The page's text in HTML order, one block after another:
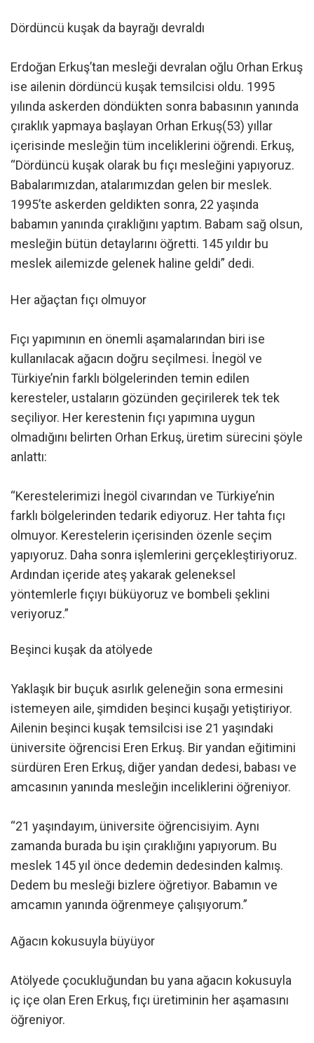
Dördüncü kuşak da bayrağı devraldı
Erdoğan Erkuş’tan mesleği devralan oğlu Orhan Erkuş
ise ailenin dördüncü kuşak temsilcisi oldu. 1995
yılında askerden döndükten sonra babasının yanında
çıraklık yapmaya başlayan Orhan Erkuş(53) yıllar
içerisinde mesleğin tüm inceliklerini öğrendi. Erkuş,
“Dördüncü kuşak olarak bu fıçı mesleğini yapıyoruz.
Babalarımızdan, atalarımızdan gelen bir meslek.
1995’te askerden geldikten sonra, 22 yaşında
babamın yanında çıraklığını yaptım. Babam sağ olsun,
mesleğin bütün detaylarını öğretti. 145 yıldır bu
meslek ailemizde gelenek haline geldi” dedi.
Her ağaçtan fıçı olmuyor
Fıçı yapımının en önemli aşamalarından biri ise
kullanılacak ağacın doğru seçilmesi. İnegöl ve
Türkiye’nin farklı bölgelerinden temin edilen
keresteler, ustaların gözünden geçirilerek tek tek
seçiliyor. Her kerestenin fıçı yapımına uygun
olmadığını belirten Orhan Erkuş, üretim sürecini şöyle
anlattı:
“Kerestelerimizi İnegöl civarından ve Türkiye’nin
farklı bölgelerinden tedarik ediyoruz. Her tahta fıçı
olmuyor. Kerestelerin içerisinden özenle seçim
yapıyoruz. Daha sonra işlemlerini gerçekleştiriyoruz.
Ardından içeride ateş yakarak geleneksel
yöntemlerle fıçıyı büküyoruz ve bombeli şeklini
veriyoruz.”
Beşinci kuşak da atölyede
Yaklaşık bir buçuk asırlık geleneğin sona ermesini
istemeyen aile, şimdiden beşinci kuşağı yetiştiriyor.
Ailenin beşinci kuşak temsilcisi ise 21 yaşındaki
üniversite öğrencisi Eren Erkuş. Bir yandan eğitimini
sürdüren Eren Erkuş, diğer yandan dedesi, babası ve
amcasının yanında mesleğin inceliklerini öğreniyor.
“21 yaşındayım, üniversite öğrencisiyim. Aynı
zamanda burada bu işin çıraklığını yapıyorum. Bu
meslek 145 yıl önce dedemin dedesinden kalmış.
Dedem bu mesleği bizlere öğretiyor. Babamın ve
amcamın yanında öğrenmeye çalışıyorum.”
Ağacın kokusuyla büyüyor
Atölyede çocukluğundan bu yana ağacın kokusuyla
iç içe olan Eren Erkuş, fıçı üretiminin her aşamasını
öğreniyor.